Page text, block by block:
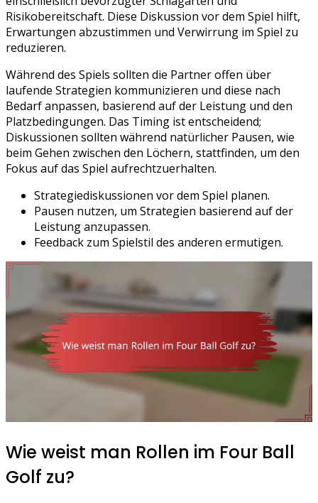
Risikobereitschaft. Diese Diskussion vor dem Spiel hilft,
Erwartungen abzustimmen und Verwirrung im Spiel zu
reduzieren.
Während des Spiels sollten die Partner offen über
laufende Strategien kommunizieren und diese nach
Bedarf anpassen, basierend auf der Leistung und den
Platzbedingungen. Das Timing ist entscheidend;
Diskussionen sollten während natürlicher Pausen, wie
beim Gehen zwischen den Löchern, stattfinden, um den
Fokus auf das Spiel aufrechtzuerhalten.
Strategiediskussionen vor dem Spiel planen.
Pausen nutzen, um Strategien basierend auf der
Leistung anzupassen.
Feedback zum Spielstil des anderen ermutigen.
Wie weist man Rollen im Four Ball
Golf zu?